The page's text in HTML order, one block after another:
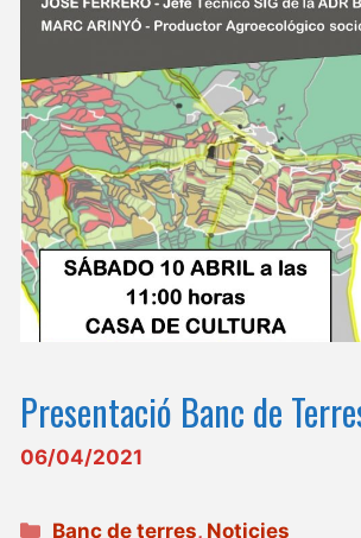
Presentació Banc de
06/04/2021
Categories
Banc de terres, Noticies